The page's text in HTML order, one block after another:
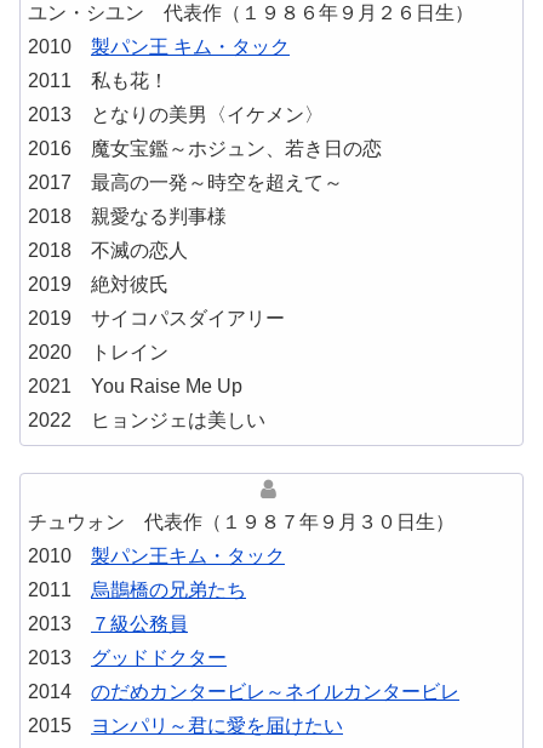
ユン・シユン 代表作（１９８６年９月２６日生）
2010 製パン王 キム・タック
2011 私も花！
2013 となりの美男〈イケメン〉
2016 魔女宝鑑～ホジュン、若き日の恋
2017 最高の一発～時空を超えて～
2018 親愛なる判事様
2018 不滅の恋人
2019 絶対彼氏
2019 サイコパスダイアリー
2020 トレイン
2021 You Raise Me Up
2022 ヒョンジェは美しい
チュウォン 代表作（１９８７年９月３０日生）
2010 製パン王キム・タック
2011 烏鵲橋の兄弟たち
2013
７級公務員
2013 グッドドクター
2014 のだめカンタービレ～ネイルカンタービレ
2015
ヨンパリ～君に愛を届けたい